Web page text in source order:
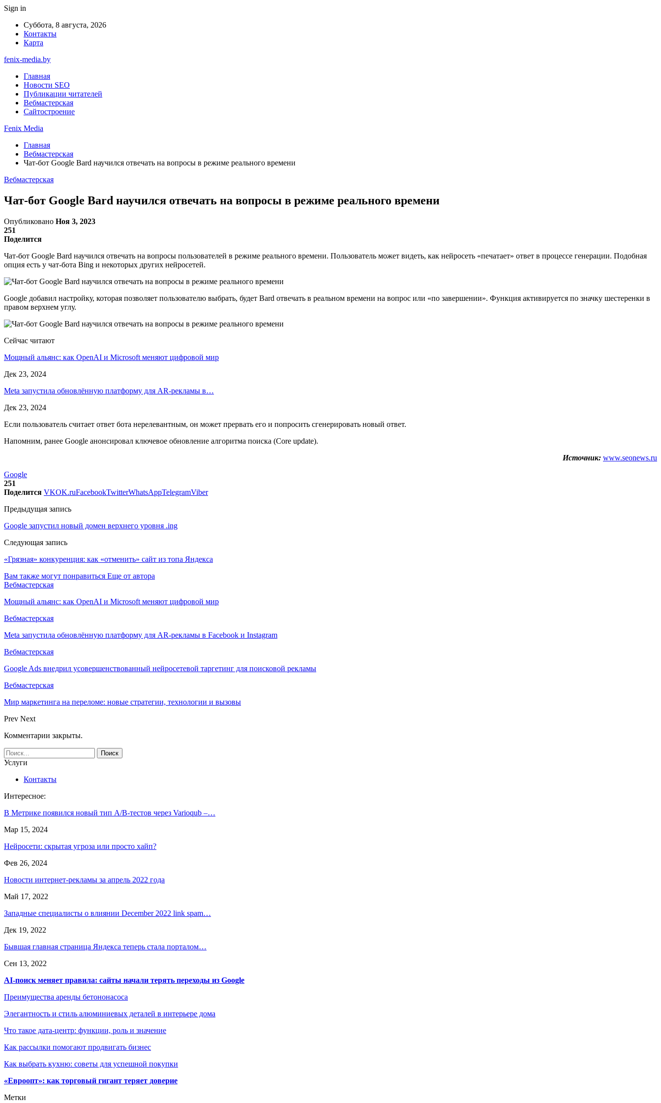
Sign in
Суббота, 8 августа, 2026
Контакты
Карта
fenix-media.by
Главная
Новости SEO
Публикации читателей
Вебмастерская
Сайтостроение
Fenix Media
Главная
Вебмастерская
Чат-бот Google Bard научился отвечать на вопросы в режиме реального времени
Вебмастерская
Чат-бот Google Bard научился отвечать на вопросы в режиме реального времени
Опубликовано Ноя 3, 2023
251
Поделится
Чат-бот Google Bard научился отвечать на вопросы пользователей в режиме реального времени. Пользователь может видеть, как нейросеть «печатает» ответ в процессе генерации. Подобная
опция есть у чат-бота Bing и некоторых других нейросетей.
Google добавил настройку, которая позволяет пользователю выбрать, будет Bard отвечать в реальном времени на вопрос или «по завершении». Функция активируется по значку шестеренки в
правом верхнем углу.
Сейчас читают
Мощный альянс: как OpenAI и Microsoft меняют цифровой мир
Дек 23, 2024
Meta запустила обновлённую платформу для AR-рекламы в…
Дек 23, 2024
Если пользователь считает ответ бота нерелевантным, он может прервать его и попросить сгенерировать новый ответ.
Напомним, ранее Google анонсировал ключевое обновление алгоритма поиска (Core update).
Источник: www.seonews.ru
Google
251
Поделится VKOK.ruFacebookTwitterWhatsAppTelegramViber
Предыдущая запись
Google запустил новый домен верхнего уровня .ing
Следующая запись
«Грязная» конкуренция: как «отменить» сайт из топа Яндекса
Вам также могут понравиться Еще от автора
Вебмастерская
Мощный альянс: как OpenAI и Microsoft меняют цифровой мир
Вебмастерская
Meta запустила обновлённую платформу для AR-рекламы в Facebook и Instagram
Вебмастерская
Google Ads внедрил усовершенствованный нейросетевой таргетинг для поисковой рекламы
Вебмастерская
Мир маркетинга на переломе: новые стратегии, технологии и вызовы
Prev Next
Комментарии закрыты.
Услуги
Контакты
Интересное:
В Метрике появился новый тип A/B-тестов через Varioqub –…
Мар 15, 2024
Нейросети: скрытая угроза или просто хайп?
Фев 26, 2024
Новости интернет-рекламы за апрель 2022 года
Май 17, 2022
Западные специалисты о влиянии December 2022 link spam…
Дек 19, 2022
Бывшая главная страница Яндекса теперь стала порталом…
Сен 13, 2022
AI-поиск меняет правила: сайты начали терять переходы из Google
Преимущества аренды бетононасоса
Элегантность и стиль алюминиевых деталей в интерьере дома
Что такое дата-центр: функции, роль и значение
Как рассылки помогают продвигать бизнес
Как выбрать кухню: советы для успешной покупки
«Евроопт»: как торговый гигант теряет доверие
Метки